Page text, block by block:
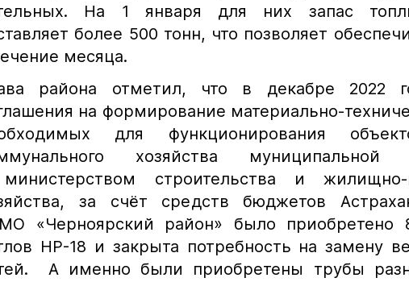
На 1 января для них запас
более 500 тонн, что позволяет
месяца.
района отметил, что в декабре 2022
на формирование материально-
для функционирования
хозяйства муниципальной
строительства и жилищно-
за счёт средств бюджетов
«Черноярский район» было приобретено
НР-18 и закрыта потребность на замену
А именно были приобретены трубы